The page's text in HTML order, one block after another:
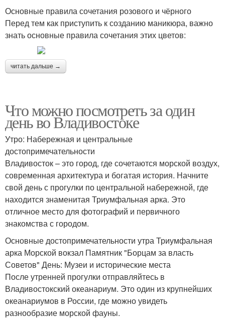
Основные правила сочетания розового и чёрного
Перед тем как приступить к созданию маникюра, важно
знать основные правила сочетания этих цветов:
читать дальше →
Что можно посмотреть за один
день во Владивостоке
Утро: Набережная и центральные
достопримечательности
Владивосток – это город, где сочетаются морской воздух,
современная архитектура и богатая история. Начните
свой день с прогулки по центральной набережной, где
находится знаменитая Триумфальная арка. Это
отличное место для фотографий и первичного
знакомства с городом.
Основные достопримечательности утра Триумфальная
арка Морской вокзал Памятник "Борцам за власть
Советов" День: Музеи и исторические места
После утренней прогулки отправляйтесь в
Владивостокский океанариум. Это один из крупнейших
океанариумов в России, где можно увидеть
разнообразие морской фауны.